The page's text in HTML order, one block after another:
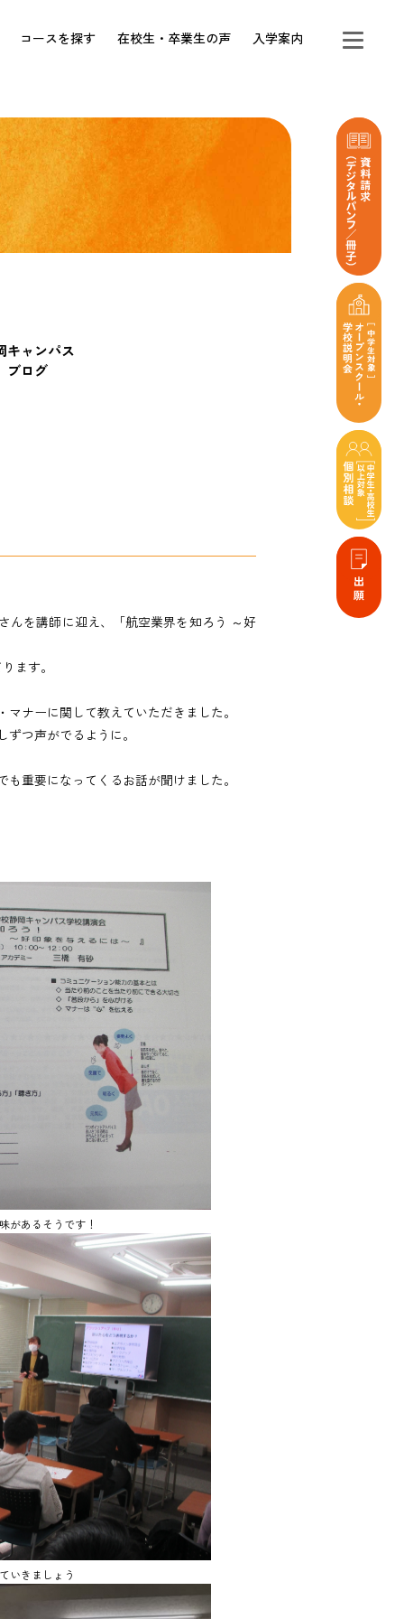
コースを探す 在校生・卒業生の声 入学案内
キャンパス
ブログ
んを講師に迎え、「航空業界を知ろう ～好
ます。
ナーに関して教えていただきました。
つ声がでるように。
重要になってくるお話が聞けました。
があるそうです！
いきましょう